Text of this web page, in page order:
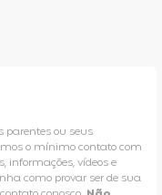
parentes ou seus
o mínimo contato com
informações, vídeos e
como provar ser de sua